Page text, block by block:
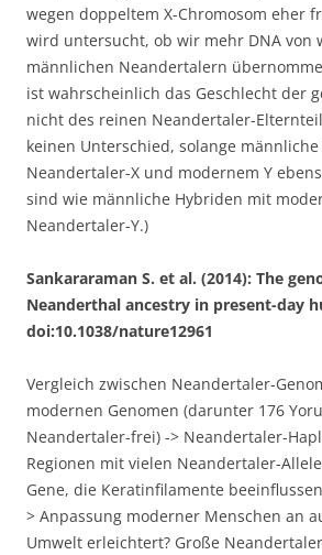
wegen doppeltem X-Chromosom eher
wird untersucht, ob wir mehr DNA von
männlichen Neandertalern
ist wahrscheinlich das Geschlecht der
nicht des reinen Neandertaler-
keinen Unterschied, solange
Neandertaler-X und modernem Y
sind wie männliche Hybriden mit
Neandertaler-Y.)
Sankararaman S. et al. (2014): The
Neanderthal ancestry in present-day
doi:10.1038/nature12961
Vergleich zwischen Neandertaler-
modernen Genomen (darunter 176
Neandertaler-frei) -> Neandertaler-
Regionen mit vielen Neandertaler-
Gene, die Keratinfilamente
> Anpassung moderner Menschen an
Umwelt erleichtert? Große